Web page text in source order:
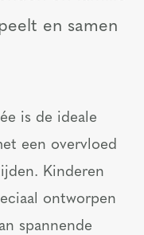
en samen
is de ideale
een overvloed
Kinderen
ontworpen
spannende